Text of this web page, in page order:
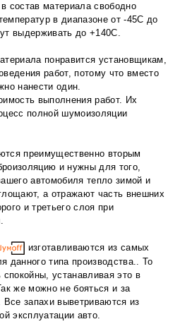
состав материала свободно
в диапазоне от -45С до
выдерживать до +140С.
понравится установщикам,
работ, потому что вместо
нанести один.
выполнения работ. Их
полной шумоизоляции
преимущественно вторым
и нужны для того,
автомобиля тепло зимой и
а отражают часть внешних
и третьего слоя при
изготавливаются из самых
данного типа производства.. То
спокойны, устанавливая это в
же можно не бояться и за
запахи выветриваются из
эксплуатации авто.